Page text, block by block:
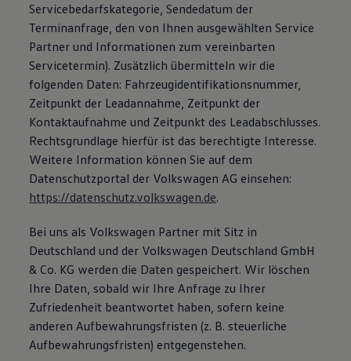
Servicebedarfskategorie, Sendedatum der
Terminanfrage, den von Ihnen ausgewählten Service
Partner und Informationen zum vereinbarten
Servicetermin). Zusätzlich übermitteln wir die
folgenden Daten: Fahrzeugidentifikationsnummer,
Zeitpunkt der Leadannahme, Zeitpunkt der
Kontaktaufnahme und Zeitpunkt des Leadabschlusses.
Rechtsgrundlage hierfür ist das berechtigte Interesse.
Weitere Information können Sie auf dem
Datenschutzportal der Volkswagen AG einsehen:
https://datenschutz.volkswagen.de.
Bei uns als Volkswagen Partner mit Sitz in
Deutschland und der Volkswagen Deutschland GmbH
& Co. KG werden die Daten gespeichert. Wir löschen
Ihre Daten, sobald wir Ihre Anfrage zu Ihrer
Zufriedenheit beantwortet haben, sofern keine
anderen Aufbewahrungsfristen (z. B. steuerliche
Aufbewahrungsfristen) entgegenstehen.